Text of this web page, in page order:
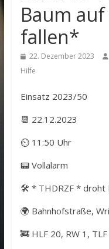
Baum
fallen*
22. Dezember 2023
Hilfe
Einsatz 2023/50
📆 22.12.2023
⏲ 11:50 Uhr
📟 Vollalarm
🛠️ * THDRZF * droht
🌍 Bahnhofstraße,
🚒 HLF 20, RW 1,